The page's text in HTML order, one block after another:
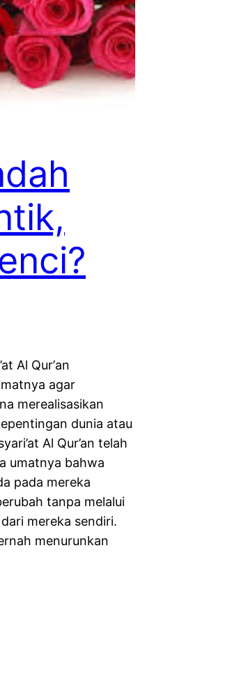
Al Qur’an
agar
merealisasikan
dunia atau
Al Qur’an telah
umatnya bahwa
pada mereka
tanpa melalui
mereka sendiri.
menurunkan